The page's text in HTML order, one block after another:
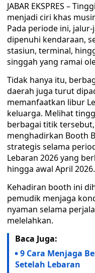
JABAR EKSPRES –
menjadi ciri khas
Pada periode ini,
dipenuhi kendaraan,
stasiun, terminal,
singgah yang ramai
Tidak hanya itu,
daerah juga turut
memanfaatkan libur
keluarga. Melihat
berbagai titik
menghadirkan Booth
strategis selama
Lebaran 2026 yang
hingga awal April 2026.
Kehadiran booth ini
pemudik menjaga
nyaman selama
melelahkan.
Baca Juga:
9 Cara Menjaga
Setelah Lebaran